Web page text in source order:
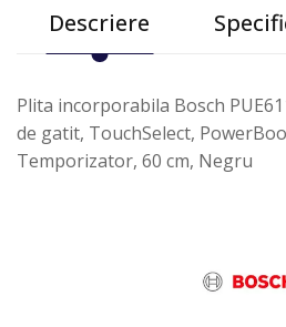
Descriere
Plita incorporabila Bosch
de gatit, TouchSelect,
Temporizator, 60 cm, Negru